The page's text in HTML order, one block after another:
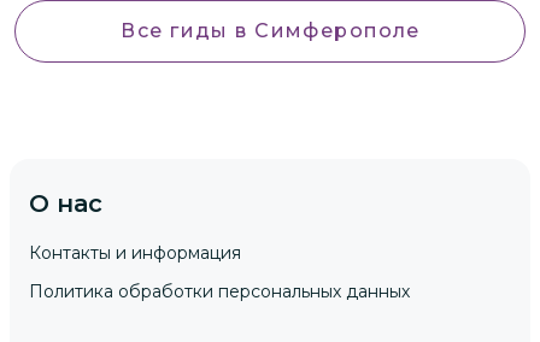
Все гиды в Симферополе
О нас
Контакты и информация
Политика обработки персональных данных